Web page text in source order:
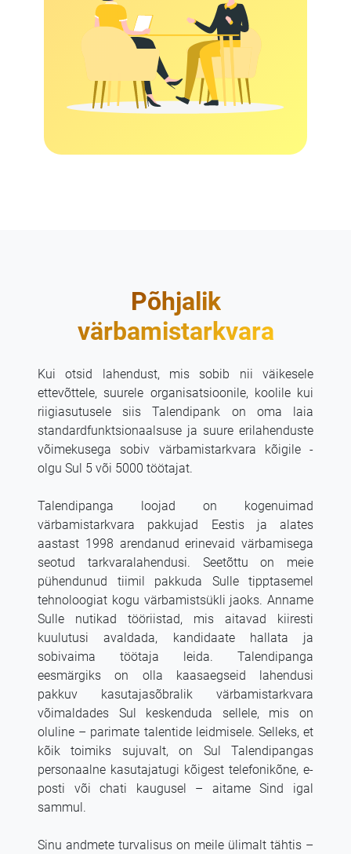
Põhjalik
värbamistarkvara
Kui otsid lahendust, mis sobib nii väikesele
ettevõttele, suurele organisatsioonile, koolile kui
riigiasutusele siis Talendipank on oma laia
standardfunktsionaalsuse ja suure erilahenduste
võimekusega sobiv värbamistarkvara kõigile -
olgu Sul 5 või 5000 töötajat.
Talendipanga loojad on kogenuimad
värbamistarkvara pakkujad Eestis ja alates
aastast 1998 arendanud erinevaid värbamisega
seotud tarkvaralahendusi. Seetõttu on meie
pühendunud tiimil pakkuda Sulle tipptasemel
tehnoloogiat kogu värbamistsükli jaoks. Anname
Sulle nutikad tööriistad, mis aitavad kiiresti
kuulutusi avaldada, kandidaate hallata ja
sobivaima töötaja leida. Talendipanga
eesmärgiks on olla kaasaegseid lahendusi
pakkuv kasutajasõbralik värbamistarkvara
võimaldades Sul keskenduda sellele, mis on
oluline – parimate talentide leidmisele. Selleks, et
kõik toimiks sujuvalt, on Sul Talendipangas
personaalne kasutajatugi kõigest telefonikõne, e-
posti või chati kaugusel – aitame Sind igal
sammul.
Sinu andmete turvalisus on meile ülimalt tähtis –